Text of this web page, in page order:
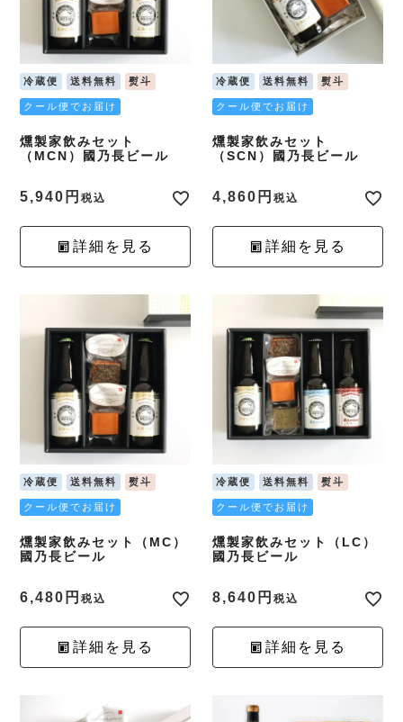
冷蔵便 送料無料 熨斗
クール便でお届け
燻製家飲みセット
（MCN）國乃長ビール
5,940 税込
詳細を見る
冷蔵便 送料無料 熨斗
クール便でお届け
燻製家飲みセット
（SCN）國乃長ビール
4,860 税込
詳細を見る
冷蔵便 送料無料 熨斗
クール便でお届け
燻製家飲みセット（MC）
國乃長ビール
6,480 税込
詳細を見る
冷蔵便 送料無料 熨斗
クール便でお届け
燻製家飲みセット（LC）
國乃長ビール
8,640 税込
詳細を見る